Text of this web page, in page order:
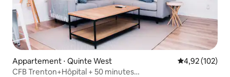
Appartement ⋅ Quinte West Évaluation
4,92 (102)
CFB Trenton+Hôpital + 50 minutes